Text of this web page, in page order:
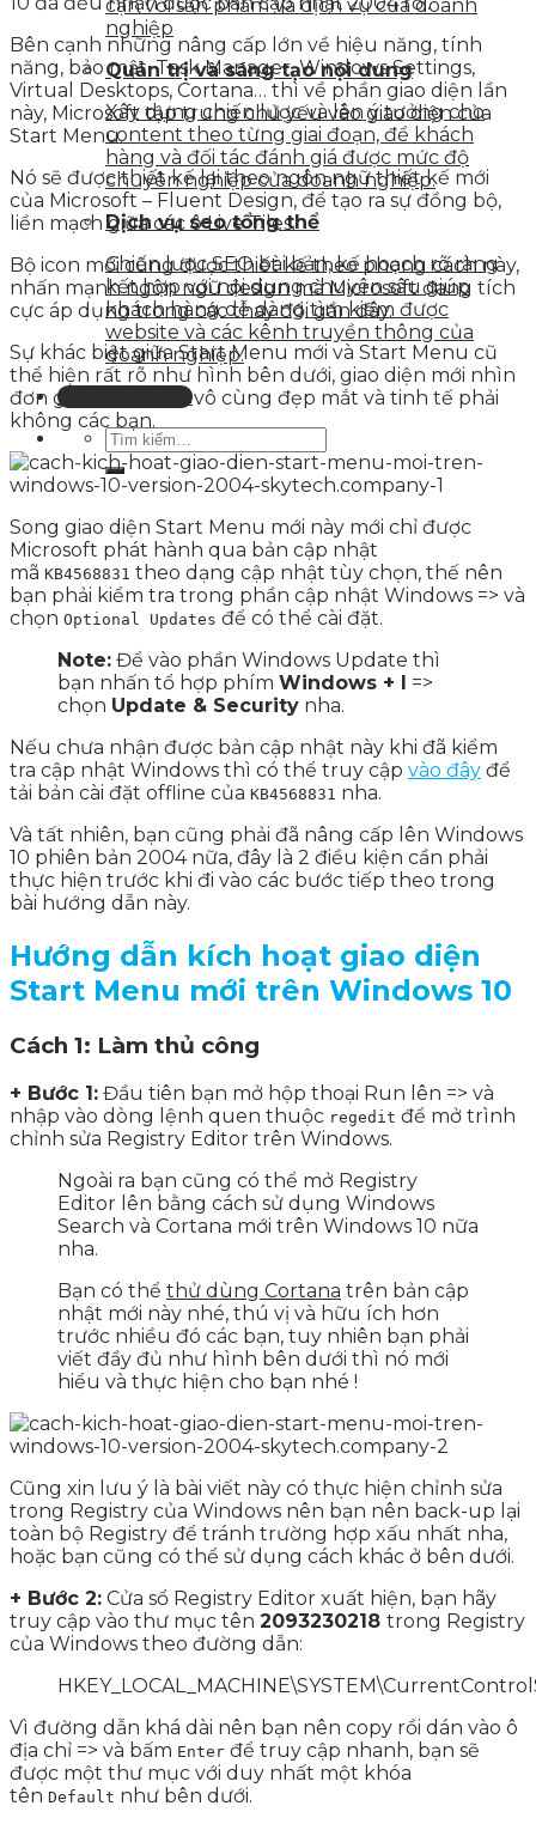
cận với sản phẩm và dịch vụ của doanh
nghiệp
Quản trị và sáng tạo nội dung
Xây dựng chiến lược và lên ý tưởng cho
content theo từng giai đoạn, để khách
hàng và đối tác đánh giá được mức độ
chuyên nghiệp của doanh nghiệp.
Dịch vụ seo tổng thể
Chiến lược SEO bài bản, kế hoạch rõ ràng
kết hợp với nội dung chuyên sâu giúp
khách hàng dễ dàng tìm kiếm được
website và các kênh truyền thông của
doanh nghiệp.
Liên hệ tư vấn
Bên cạnh những nâng cấp lớn về hiệu năng, tính
năng, bảo mật, Task Manager, Windows Settings,
Virtual Desktops, Cortana… thì về phần giao diện lần
này, Microsoft tập trung chủ yếu vào giao diện của
Start Menu.
Nó sẽ được thiết kế lại theo ngôn ngữ thiết kế mới
của Microsoft – Fluent Design, để tạo ra sự đồng bộ,
liền mạch giữa các ô Live Tiles.
Bộ icon mới cũng được thiết kế theo phong cách này,
nhấn mạnh ngôn ngữ design mà Microsoft đang tích
cực áp dụng trong các thay đổi gần đây.
Sự khác biệt giữa Start Menu mới và Start Menu cũ
thể hiện rất rõ như hình bên dưới, giao diện mới nhìn
đơn giản nhưng lại vô cùng đẹp mắt và tinh tế phải
không các bạn.
Song giao diện Start Menu mới này mới chỉ được
Microsoft phát hành qua bản cập nhật
mã KB4568831 theo dạng cập nhật tùy chọn, thế nên
bạn phải kiểm tra trong phần cập nhật Windows => và
chọn Optional Updates để có thể cài đặt.
Note: Để vào phần Windows Update thì
bạn nhấn tổ hợp phím Windows + I =>
chọn Update & Security nha.
Nếu chưa nhận được bản cập nhật này khi đã kiểm
tra cập nhật Windows thì có thể truy cập vào đây để
tải bản cài đặt offline của KB4568831 nha.
Và tất nhiên, bạn cũng phải đã nâng cấp lên Windows
10 phiên bản 2004 nữa, đây là 2 điều kiện cần phải
thực hiện trước khi đi vào các bước tiếp theo trong
bài hướng dẫn này.
Hướng dẫn kích hoạt giao diện
Start Menu mới trên Windows 10
Cách 1: Làm thủ công
+ Bước 1: Đầu tiên bạn mở hộp thoại Run lên => và
nhập vào dòng lệnh quen thuộc regedit để mở trình
chỉnh sửa Registry Editor trên Windows.
Ngoài ra bạn cũng có thể mở Registry
Editor lên bằng cách sử dụng Windows
Search và Cortana mới trên Windows 10 nữa
nha.
Bạn có thể thử dùng Cortana trên bản cập
nhật mới này nhé, thú vị và hữu ích hơn
trước nhiều đó các bạn, tuy nhiên bạn phải
viết đầy đủ như hình bên dưới thì nó mới
hiểu và thực hiện cho bạn nhé !
Cũng xin lưu ý là bài viết này có thực hiện chỉnh sửa
trong Registry của Windows nên bạn nên back-up lại
toàn bộ Registry để tránh trường hợp xấu nhất nha,
hoặc bạn cũng có thể sử dụng cách khác ở bên dưới.
+ Bước 2: Cửa sổ Registry Editor xuất hiện, bạn hãy
truy cập vào thư mục tên 2093230218 trong Registry
của Windows theo đường dẫn:
Vì đường dẫn khá dài nên bạn nên copy rồi dán vào ô
địa chỉ => và bấm Enter để truy cập nhanh, bạn sẽ
được một thư mục với duy nhất một khóa
tên Default như bên dưới.